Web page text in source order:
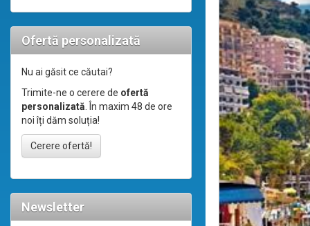
Ofertă personalizată
Nu ai găsit ce căutai?
Trimite-ne o cerere de ofertă
personalizată. În maxim 48 de ore
noi îți dăm soluția!
Cerere ofertă!
Newsletter